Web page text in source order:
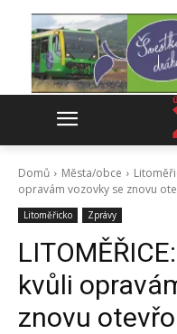
Domů Města/obce
opravám vozovky se znovu
Litoměřicko Zprávy
kvůli
znovu